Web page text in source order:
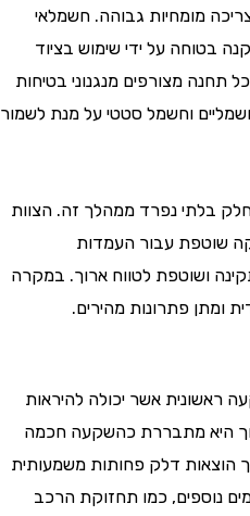
גבוהה. חשמלאי
על ידי שימוש בציוד
מצורפים מנגנוני בטיחות
וחשמל סטטי על מנת לשמור
נפרד ממהלך זה. הצוות
עבור העמדות
לטווח ארוך. במקרה
פתרונות מהירים.
אשר יכולה להיראות
מתבררת כהשקעה חכמה
דלק פחותות משמעותית
כמו תחזוקת הרכב